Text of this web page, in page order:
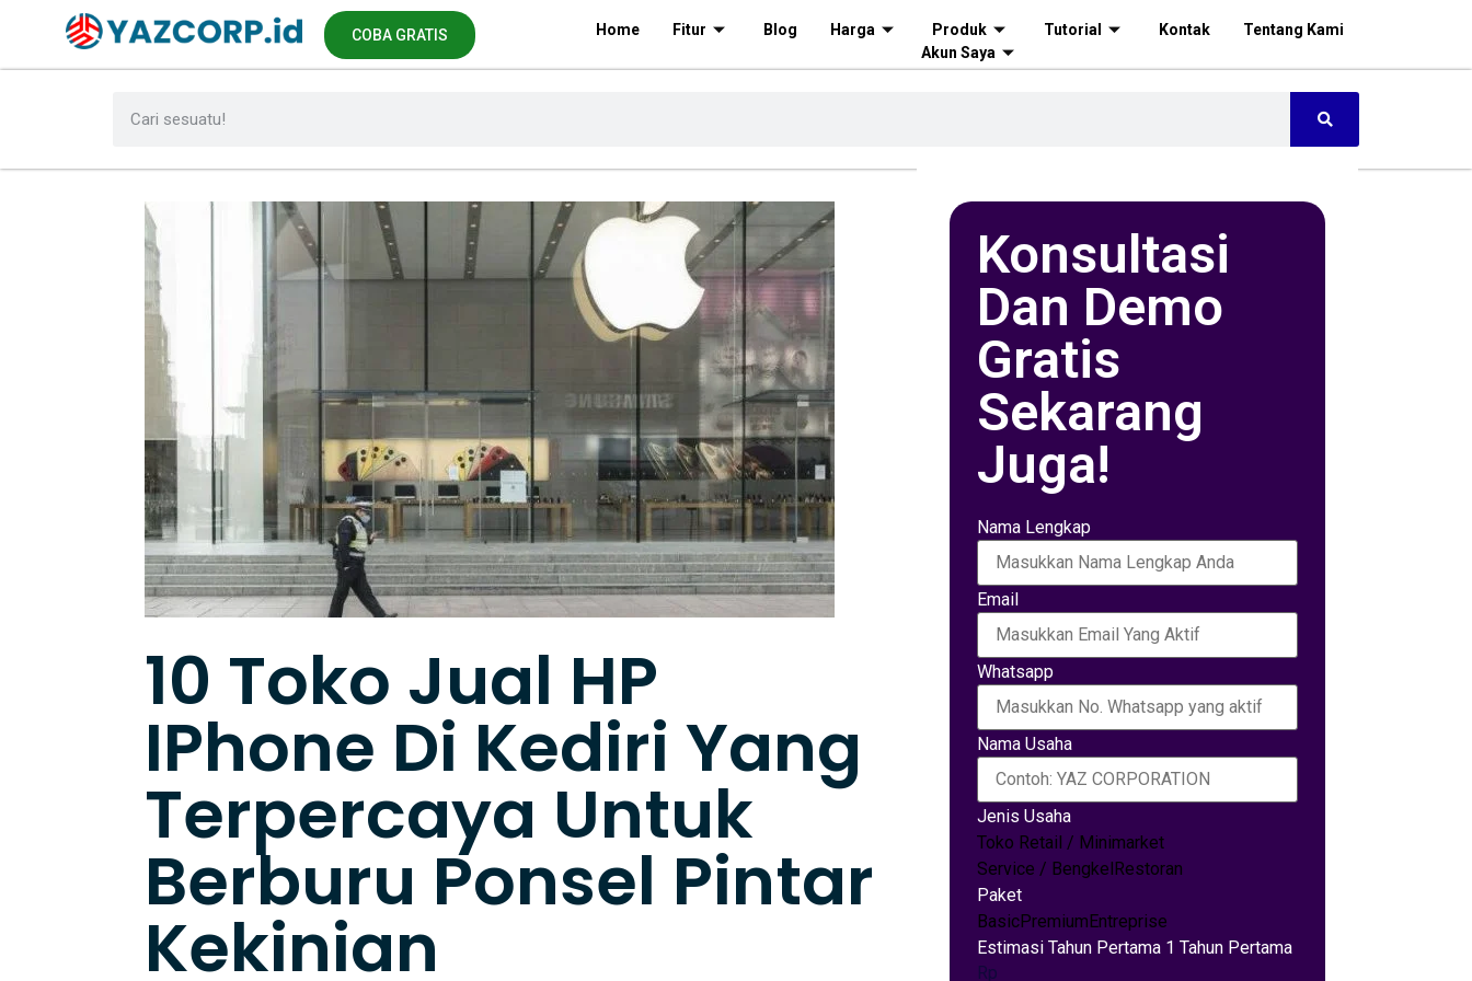
COBA GRATIS Home Fitur Blog Harga Produk Tutorial Kontak
Tentang Kami
Akun Saya
10 Toko Jual HP
IPhone Di Kediri Yang
Terpercaya Untuk
Berburu Ponsel Pintar
Kekinian
Konsultasi
Dan Demo
Gratis
Sekarang
Juga!
Nama Lengkap
Email
Whatsapp
Nama Usaha
Jenis Usaha
Toko Retail / Minimarket
Service / BengkelRestoran
Paket
BasicPremiumEntreprise
Estimasi Tahun Pertama 1 Tahun Pertama
Rp